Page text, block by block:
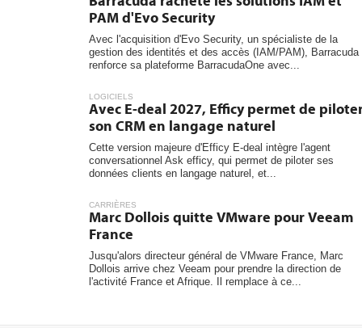
PAM d'Evo Security
Avec l'acquisition d'Evo Security, un spécialiste de la
gestion des identités et des accès (IAM/PAM), Barracuda
renforce sa plateforme BarracudaOne avec...
LOGICIELS
Avec E-deal 2027, Efficy permet de
son CRM en langage naturel
Cette version majeure d'Efficy E-deal intègre l'agent
conversationnel Ask efficy, qui permet de piloter ses
données clients en langage naturel, et...
CARRIÈRES
Marc Dollois quitte VMware pour Veeam
France
Jusqu'alors directeur général de VMware France, Marc
Dollois arrive chez Veeam pour prendre la direction de
l'activité France et Afrique. Il remplace à ce...